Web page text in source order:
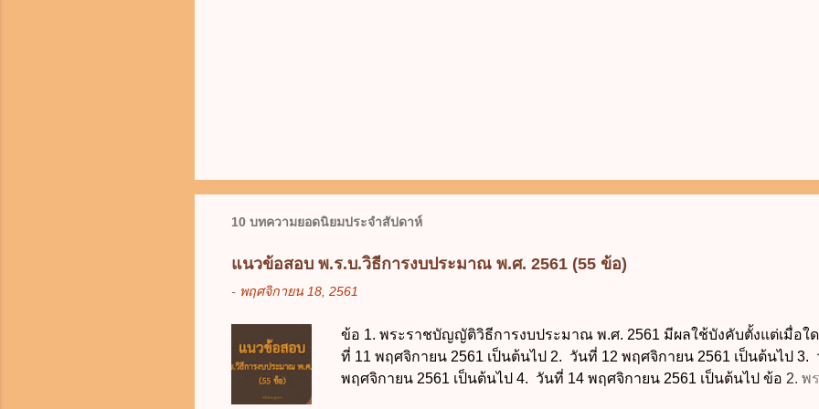
10 บทความยอดนิยมประจำสัปดาห์
แนวข้อสอบ พ.ร.บ.วิธีการงบประมาณ พ.ศ. 2561 (55 ข้อ)
- พฤศจิกายน 18, 2561
ข้อ 1. พระราชบัญญัติวิธีการงบประมาณ พ.ศ. 2561 มีผลใช้บังคับตั้งแต่เมื่อใ
ที่ 11 พฤศจิกายน 2561 เป็นต้นไป 2. วันที่ 12 พฤศจิกายน 2561 เป็นต้นไป 3.
พฤศจิกายน 2561 เป็นต้นไป 4. วันที่ 14 พฤศจิกายน 2561 เป็นต้นไป ข้อ 2. พ